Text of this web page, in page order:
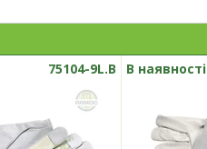
75104-9L.B В наявності